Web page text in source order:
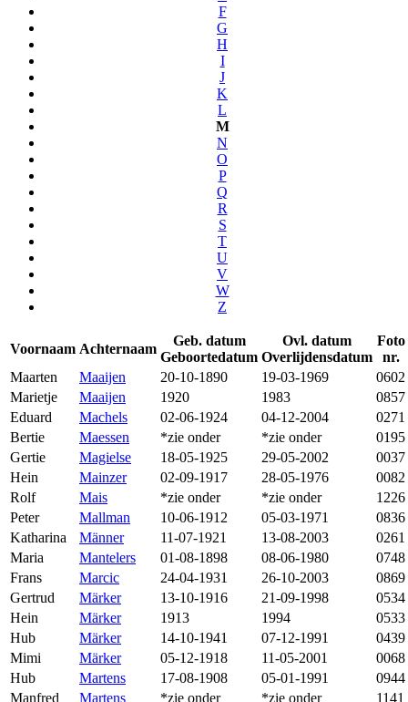
F
G
H
I
J
K
L
M
N
O
P
Q
R
S
T
U
V
W
Z
Voornaam Achternaam
Geb. datum
Geboortedatum
Ovl. datum
Overlijdensdatum
Foto
nr.
Maarten
Maaijen 20-10-1890 19-03-1969
0602
Marietje
Maaijen 1920 1983
0857
Eduard
Machels 02-06-1924 04-12-2004
0271
Bertie
Maessen *zie onder *zie onder
0195
Gertie
Magielse 18-05-1925 29-05-2002
0037
Hein
Mainzer 02-09-1917 28-05-1976
0082
Rolf
Mais *zie onder *zie onder
1226
Peter
Mallman 10-06-1912 05-03-1971
0836
Katharina
Männer 11-07-1921 13-08-2003
0261
Maria
Mantelers 01-08-1898 08-06-1980
0748
Frans
Marcic 24-04-1931 26-10-2003
0869
Gertrud
Märker 13-10-1916 21-09-1998
0534
Hein
Märker 1913 1994
0533
Hub
Märker 14-10-1941 07-12-1991
0439
Mimi
Märker 05-12-1918 11-05-2001
0068
Hub
Martens 17-08-1908 05-01-1991
0944
Manfred
Martens *zie onder *zie onder 1141